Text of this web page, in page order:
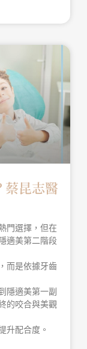
蔡昆志醫
門選擇，但在
適美第二階段
而是依據牙齒
隱適美第一副
的咬合與美觀
升配合度。